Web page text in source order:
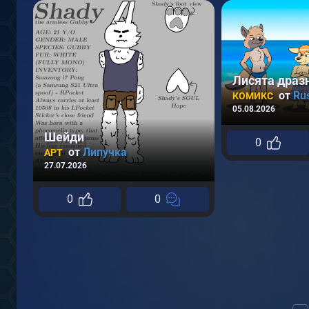
Шейди
АРТ отЛипучка
27.07.2026
0 0
Лисята
КОМИКС от
05.08.2026
0